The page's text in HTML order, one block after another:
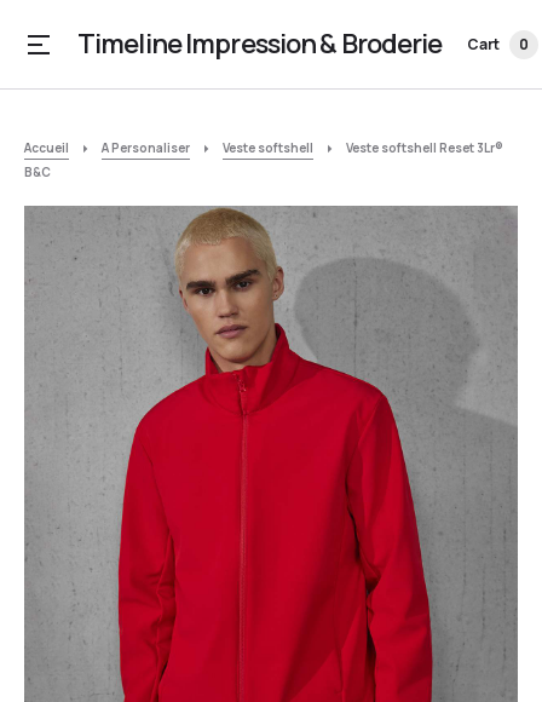
Timeline Impression & Broderie Cart 0
Accueil A Personaliser Veste softshell
Veste softshell Reset 3Lr®
B&C